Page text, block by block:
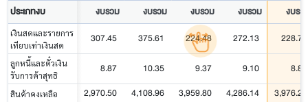
ประเภทงบ งบรวม งบรวม งบรวม งบรวม งบรว
เงินสดและรายการ
เทียบเท่าเงินสด
307.45 375.61 224.48 272.13 228.71
ลูกหนี้และตั๋วเงิน
รับการค้าสุทธิ
8.87 10.35 9.37 9.10 8.84
สินค้าคงเหลือ 2,970.50 4,108.96 3,959.80 4,286.14 3,976.22